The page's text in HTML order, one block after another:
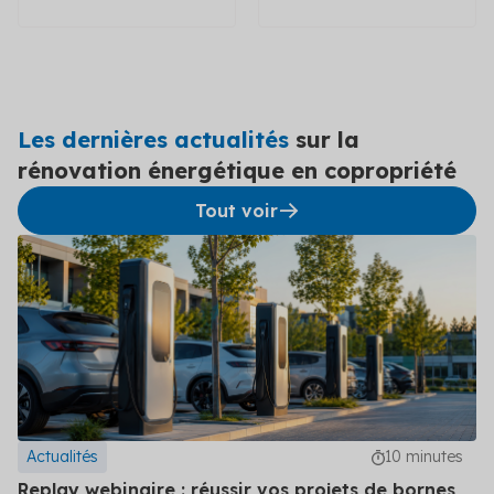
Les dernières actualités sur la
rénovation énergétique en copropriété
Tout voir
Actualités 10 minutes